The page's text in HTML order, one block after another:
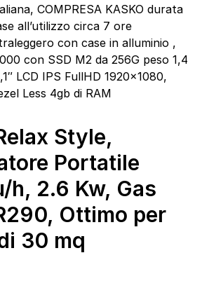
COMPRESA KASKO durata
all’utilizzo circa 7 ore
con case in alluminio ,
con SSD M2 da 256G peso 1,4
LCD IPS FullHD 1920×1080,
Less 4gb di RAM
Style,
Portatile
h, 2.6 Kw, Gas
Ottimo per
30 mq